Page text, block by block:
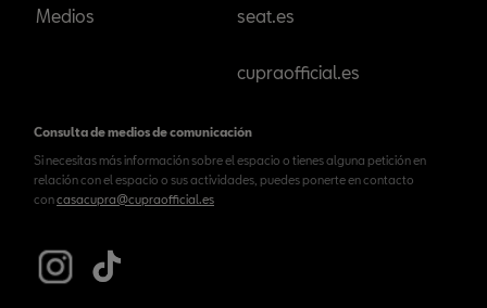
Medios seat.es
cupraofficial.es
Consulta de medios de comunicación
Si necesitas más información sobre el espacio o tienes alguna petición en
relación con el espacio o sus actividades, puedes ponerte en contacto
concasacupra@cupraofficial.es